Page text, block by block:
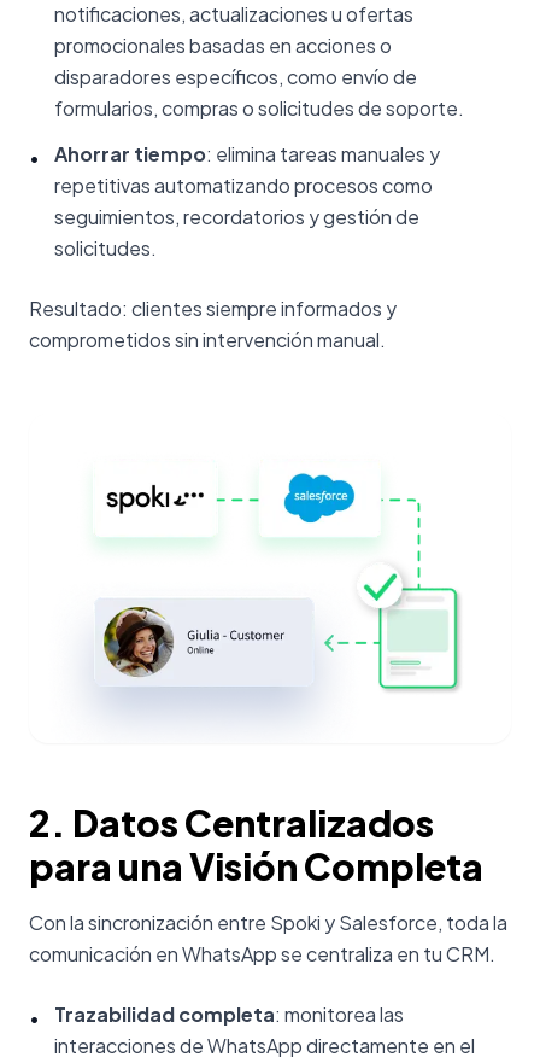
notificaciones, actualizaciones u ofertas
promocionales basadas en acciones o
disparadores específicos, como envío de
formularios, compras o solicitudes de soporte.
•
Ahorrar tiempo: elimina tareas manuales y
repetitivas automatizando procesos como
seguimientos, recordatorios y gestión de
solicitudes.
Resultado: clientes siempre informados y
comprometidos sin intervención manual.
2. Datos Centralizados
para una Visión Completa
Con la sincronización entre Spoki y Salesforce, toda la
comunicación en WhatsApp se centraliza en tu CRM.
• Trazabilidad completa: monitorea las
interacciones de WhatsApp directamente en el